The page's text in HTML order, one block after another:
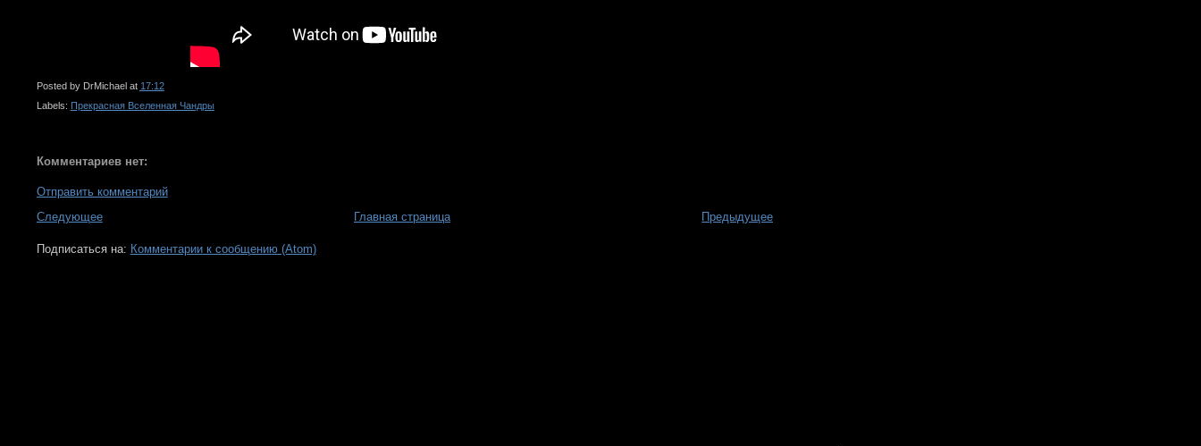
Posted by DrMichael at 17:12
Labels: Прекрасная Вселенная Чандры
Комментариев нет:
Отправить комментарий
Следующее
Предыдущее
Главная страница
Подписаться на: Комментарии к сообщению (Atom)